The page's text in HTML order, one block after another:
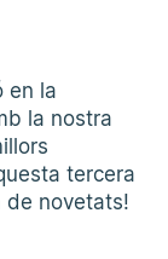
en la
la nostra
tercera
de novetats!